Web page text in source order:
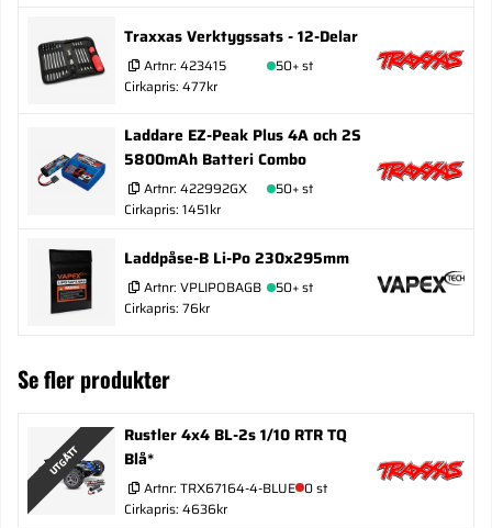
Traxxas Verktygssats - 12-Delar
Artnr: 423415
50+ st
Cirkapris: 477kr
Laddare EZ-Peak Plus 4A och 2S
5800mAh Batteri Combo
Artnr: 422992GX
50+ st
Cirkapris: 1451kr
Laddpåse-B Li-Po 230x295mm
Artnr: VPLIPOBAGB
50+ st
Cirkapris: 76kr
Se fler produkter
UTGÅTT
Rustler 4x4 BL-2s 1/10 RTR TQ
Blå*
Artnr: TRX67164-4-BLUE 0 st
Cirkapris: 4636kr